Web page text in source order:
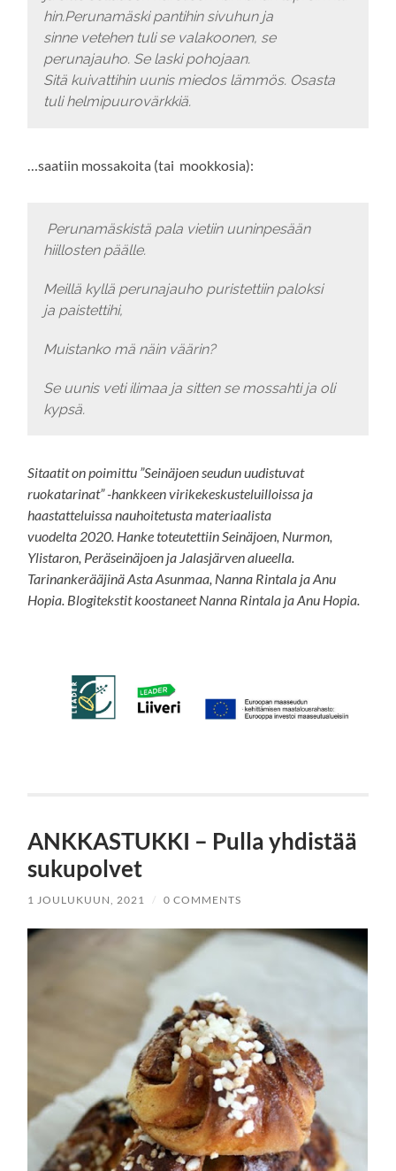
hin.Perunamäski pantihin sivuhun ja
sinne vetehen tuli se valakoonen, se
perunajauho. Se laski pohojaan.
Sitä kuivattihin uunis miedos lämmös. Osasta
tuli helmipuurovärkkiä.
…saatiin mossakoita (tai mookkosia):
Perunamäskistä pala vietiin uuninpesään
hiillosten päälle.
Meillä kyllä perunajauho puristettiin paloksi
ja paistettihi,
Muistanko mä näin väärin?
Se uunis veti ilimaa ja sitten se mossahti ja oli
kypsä.
Sitaatit on poimittu ”Seinäjoen seudun uudistuvat
ruokatarinat” -hankkeen virikekeskusteluilloissa ja
haastatteluissa nauhoitetusta materiaalista
vuodelta 2020. Hanke toteutettiin Seinäjoen, Nurmon,
Ylistaron, Peräseinäjoen ja Jalasjärven alueella.
Tarinankerääjinä Asta Asunmaa, Nanna Rintala ja Anu
Hopia. Blogitekstit koostaneet Nanna Rintala ja Anu Hopia.
ANKKASTUKKI – Pulla yhdistää
sukupolvet
1 JOULUKUUN, 2021 / 0 COMMENTS